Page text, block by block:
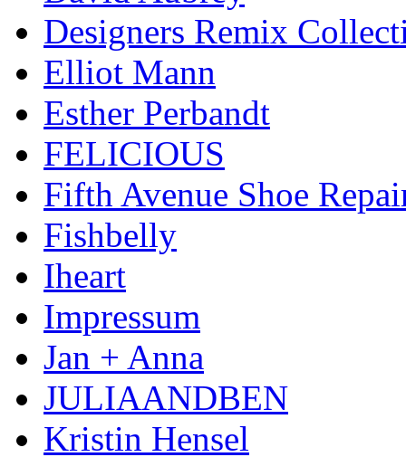
Designers Remix
Elliot Mann
Esther Perbandt
FELICIOUS
Fifth Avenue Shoe
Fishbelly
Iheart
Impressum
Jan + Anna
JULIAANDBEN
Kristin Hensel